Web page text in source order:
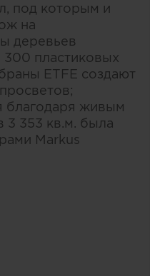
под которым и
на
деревьев
300 пластиковых
ETFE создают
благодаря живым
3 353 кв.м. была
Markus